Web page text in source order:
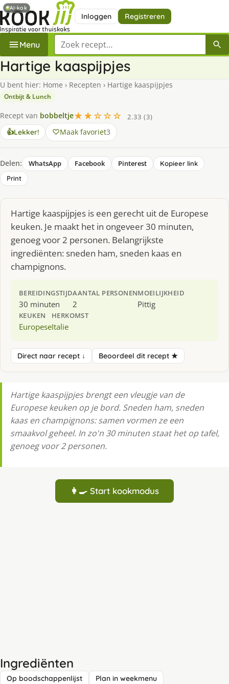
Inloggen Registreren
Menu Zoek een recept
Hartige kaaspijpjes
U bent hier: Home › Recepten › Hartige kaaspijpjes
Ontbijt & Lunch
Recept van bobbeltje★★☆☆☆
2.33 (3)
👍Lekker! Maak favoriet3
Delen: WhatsApp Facebook Pinterest
Kopieer link
Print
Hartige kaaspijpjes is een gerecht uit de Europese
keuken. Je maakt het in ongeveer 30 minuten,
genoeg voor 2 personen. Belangrijkste
ingrediënten: sneden ham, sneden kaas en
champignons.
BEREIDINGSTIJD
30 minuten
AANTAL PERSONEN
2
MOEILIJKHEID
Pittig
KEUKEN
Europese
HERKOMST
Italie
Direct naar recept ↓ Beoordeel dit recept ★
Hartige kaaspijpjes brengt een vleugje van de
Europese keuken op je bord. Sneden ham, sneden
kaas en champignons: samen vormen ze een
smaakvol geheel. In zo'n 30 minuten staat het op tafel,
genoeg voor 2 personen.
👩‍🍳 Start kookmodus
Ingrediënten
Op boodschappenlijst Plan in weekmenu
AI-kok